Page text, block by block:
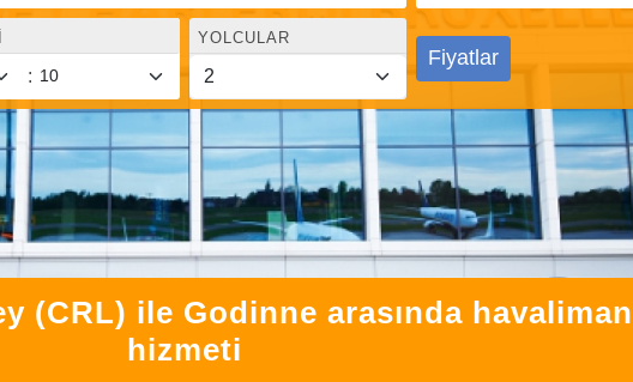
:
YOLCULAR
Fiyatlar
(CRL) ile Godinne arasında
hizmeti